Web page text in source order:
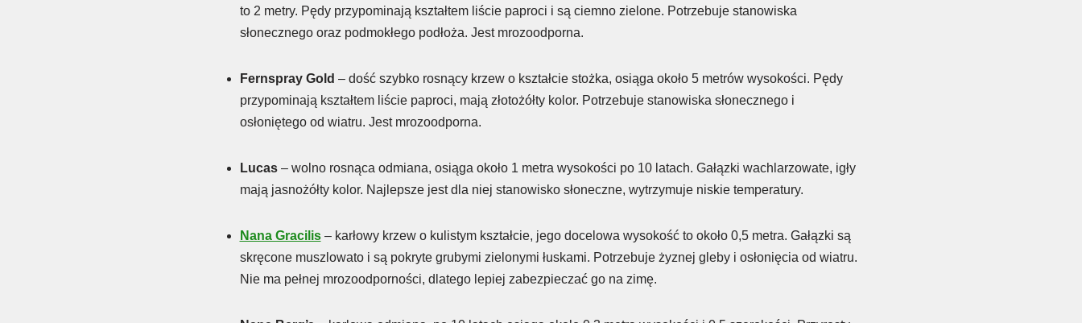
to 2 metry. Pędy przypominają kształtem liście paproci i są ciemno zielone. Potrzebuje stanowiska
słonecznego oraz podmokłego podłoża. Jest mrozoodporna.
Fernspray Gold – dość szybko rosnący krzew o kształcie stożka, osiąga około 5 metrów wysokości. Pędy
przypominają kształtem liście paproci, mają złotożółty kolor. Potrzebuje stanowiska słonecznego i
osłoniętego od wiatru. Jest mrozoodporna.
Lucas– wolno rosnąca odmiana, osiąga około 1 metra wysokości po 10 latach. Gałązki wachlarzowate, igły
mają jasnożółty kolor. Najlepsze jest dla niej stanowisko słoneczne, wytrzymuje niskie temperatury.
Nana Gracilis – karłowy krzew o kulistym kształcie, jego docelowa wysokość to około 0,5 metra. Gałązki są
skręcone muszlowato i są pokryte grubymi zielonymi łuskami. Potrzebuje żyznej gleby i osłonięcia od wiatru.
Nie ma pełnej mrozoodporności, dlatego lepiej zabezpieczać go na zimę.